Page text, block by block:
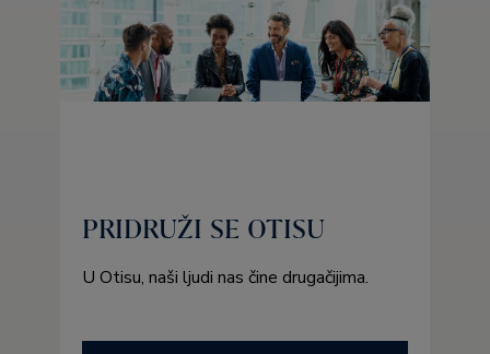
PRIDRUŽI SE OTISU
U Otisu, naši ljudi nas čine drugačijima.